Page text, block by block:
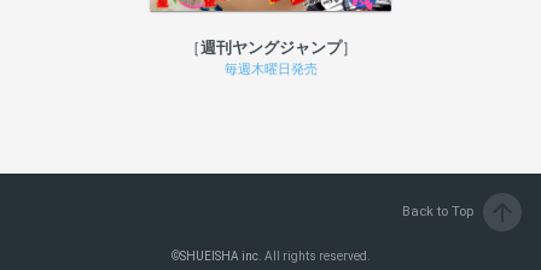
週刊ヤングジャンプ
毎週木曜日発売
Back to Top
©SHUEISHA inc. All rights reserved.